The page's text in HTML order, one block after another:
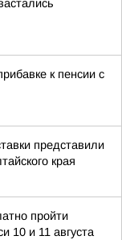
к пенсии с
представили
края
пройти
10 и 11 августа